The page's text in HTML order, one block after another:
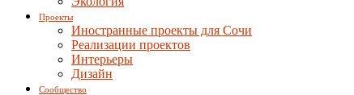
Проекты
Иностранные проекты для Сочи
Реализации проектов
Интерьеры
Дизайн
Сообщество